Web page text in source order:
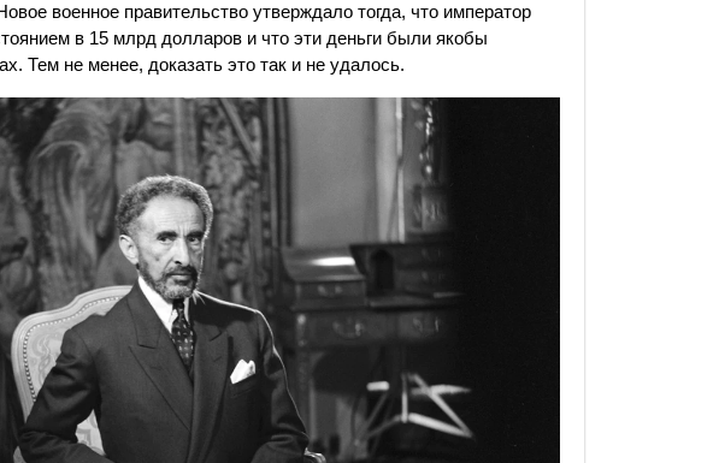
военное правительство утверждало тогда, что император
в 15 млрд долларов и что эти деньги были якобы
Тем не менее, доказать это так и не удалось.